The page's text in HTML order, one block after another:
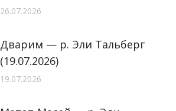
26.07.2026
Дварим — р. Эли Тальберг
(19.07.2026)
19.07.2026